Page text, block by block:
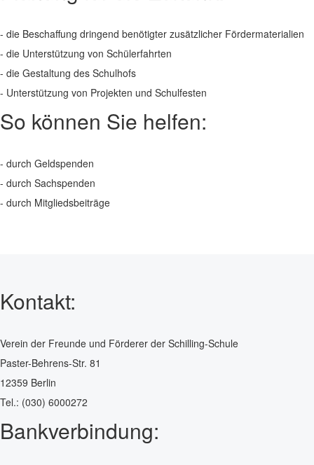
- die Beschaffung dringend benötigter zusätzlicher Fördermaterialien
- die Unterstützung von Schülerfahrten
- die Gestaltung des Schulhofs
- Unterstützung von Projekten und Schulfesten
So können Sie helfen:
- durch Geldspenden
- durch Sachspenden
- durch Mitgliedsbeiträge
Kontakt:
Verein der Freunde und Förderer der Schilling-Schule
Paster-Behrens-Str. 81
12359 Berlin
Tel.: (030) 6000272
Bankverbindung: